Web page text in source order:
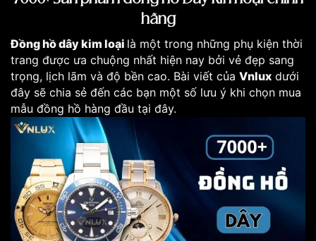
hãng
Đồng hồ dây kim loại là một trong những phụ kiện thời
trang được ưa chuộng nhất hiện nay bởi vẻ đẹp sang
trọng, lịch lãm và độ bền cao. Bài viết của Vnlux dưới
đây sẽ chia sẻ đến các bạn một số lưu ý khi chọn mua
mẫu đồng hồ hàng đầu tại đây.